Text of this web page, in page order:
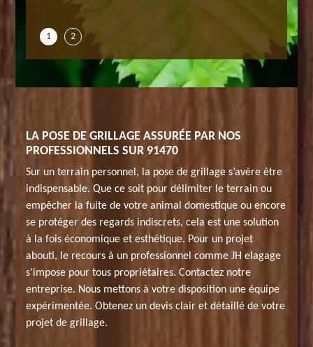
pour la
1 2
LA POSE DE GRILLAGE ASSURÉE PAR NOS
PROFESSIONNELS SUR 91470
Sur un terrain personnel, la pose de grillage s’avère être
indispensable. Que ce soit pour délimiter le terrain ou
empêcher la fuite de votre animal domestique ou encore
se protéger des regards indiscrets, cela est une solution
à la fois économique et esthétique. Pour un projet
abouti, le recours à un professionnel comme JH elagage
s’impose pour tous propriétaires. Contactez notre
entreprise. Nous mettons à votre disposition une équipe
expérimentée. Obtenez un devis clair et détaillé de votre
projet de grillage.